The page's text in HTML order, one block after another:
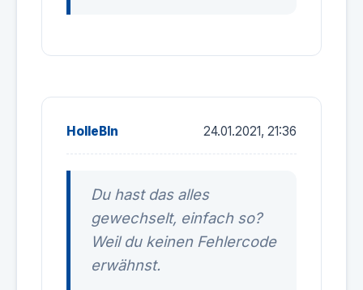
HolleBln 24.01.2021, 21:36
Du hast das alles
gewechselt, einfach so?
Weil du keinen Fehlercode
erwähnst.